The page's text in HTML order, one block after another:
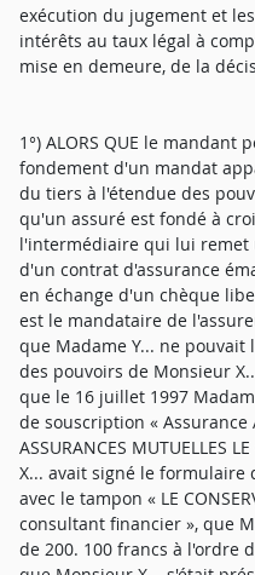
exécution du jugement et
intérêts au taux légal à
mise en demeure, de la
1°) ALORS QUE le mandant
fondement d'un mandat
du tiers à l'étendue des
qu'un assuré est fondé à
l'intermédiaire qui lui
d'un contrat d'assurance
en échange d'un chèque
est le mandataire de
que Madame Y... ne
des pouvoirs de Monsieur
que le 16 juillet 1997
de souscription « Assurance
ASSURANCES MUTUELLES
X... avait signé le formulaire
avec le tampon « LE
consultant financier », que
de 200. 100 francs à l'ordre